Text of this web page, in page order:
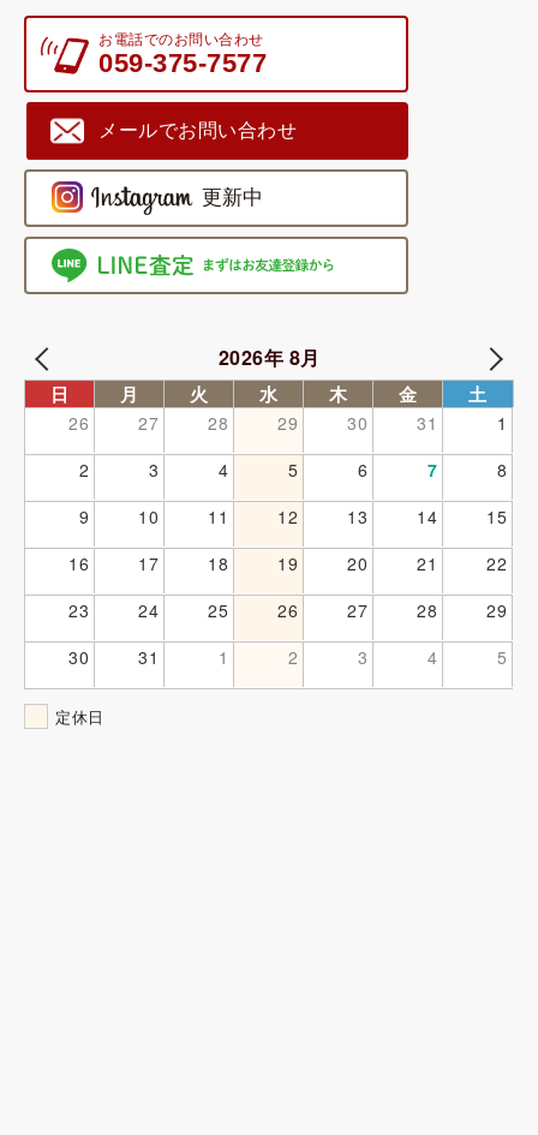
お電話でのお問い合わせ
059-375-7577
メールでお問い合わせ
2026年 8月
日 月 火 水 木 金 土
26 27 28 29 30 31
1
2
3 4 5 6 7
8
9
10 11 12 13 14
15
16
17 18 19 20 21
22
23
24 25 26 27 28
29
30
31 1 2 3 4 5
定休日